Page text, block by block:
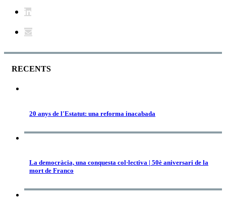
RECENTS
20 anys de l'Estatut: una reforma inacabada
La democràcia, una conquesta col·lectiva | 50è aniversari de la
mort de Franco